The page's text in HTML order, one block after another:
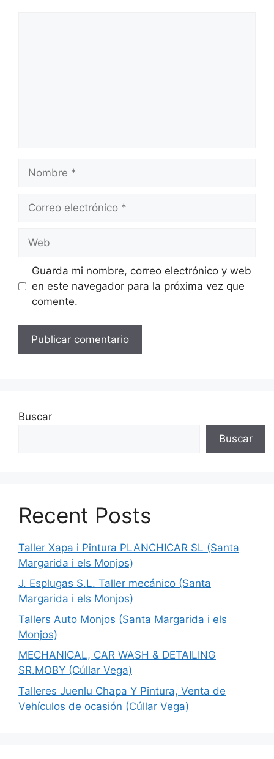
Nombre
Correo
Web
Guarda mi nombre, correo electrónico y web
en este navegador para la próxima vez que
comente.
Buscar
Buscar
Recent Posts
Taller Xapa i Pintura PLANCHICAR SL (Santa
Margarida i els Monjos)
J. Esplugas S.L. Taller mecánico (Santa
Margarida i els Monjos)
Tallers Auto Monjos (Santa Margarida i els
Monjos)
MECHANICAL, CAR WASH & DETAILING
SR.MOBY (Cúllar Vega)
Talleres Juenlu Chapa Y Pintura, Venta de
Vehículos de ocasión (Cúllar Vega)